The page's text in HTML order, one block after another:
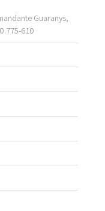
Guaranys,
610